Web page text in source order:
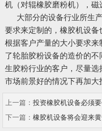
机（对辊橡胶磨粉机），磁
大部分的设备行业所生
要求来定制的，橡胶机设
根据客户产量的大小要求
了轮胎胶粉设备的造价的
生胶粉行业的客户，尽量
市场前景好的情况下再加大
上一篇： 投资橡胶机设备必须
下一篇： 橡胶机设备将会迎来